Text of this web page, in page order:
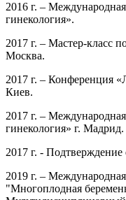
2016 г. –
гинекология».
2017 г. – Мастер-класс
Москва.
2017 г. – Конференция
Киев.
2017 г. –
гинекология» г. Мадрид.
2017 г. -
2019 г. –
"Многоплодная